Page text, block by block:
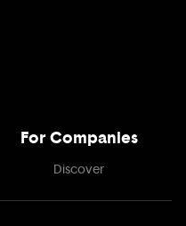
For Companies
Discover